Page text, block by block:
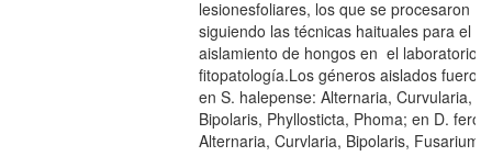
lesionesfoliares, los que se procesaron
siguiendo las técnicas haituales para el
aislamiento de hongos en el laboratorio
fitopatología.Los géneros aislados fueron:
en S. halepense: Alternaria, Curvularia,
Bipolaris, Phyllosticta, Phoma; en D. ferox:
Alternaria, Curvlaria, Bipolaris, Fusarium;